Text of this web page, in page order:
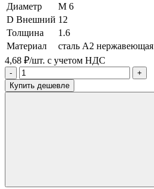
Диаметр
М 6
D Внешний 12
Толщина
1.6
Материал
сталь A2 нержавеющая
4,68 ₽/шт. с учетом НДС
-
+
Купить дешевле